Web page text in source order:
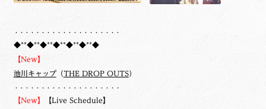
・・・・・・・・・・・・・・・・・・・・
◆**◆**◆**◆**◆**◆**◆
【New】
池川キャップ（THE DROP OUTS）
・・・・・・・・・・・・・・・・・・・・
【New】 【Live Schedule】